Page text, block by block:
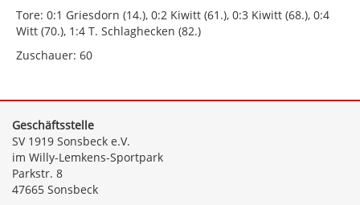
Tore: 0:1 Griesdorn (14.), 0:2 Kiwitt (61.), 0:3 Kiwitt (68.), 0:4
Witt (70.), 1:4 T. Schlaghecken (82.)
Zuschauer: 60
Geschäftsstelle
SV 1919 Sonsbeck e.V.
im Willy-Lemkens-Sportpark
Parkstr. 8
47665 Sonsbeck